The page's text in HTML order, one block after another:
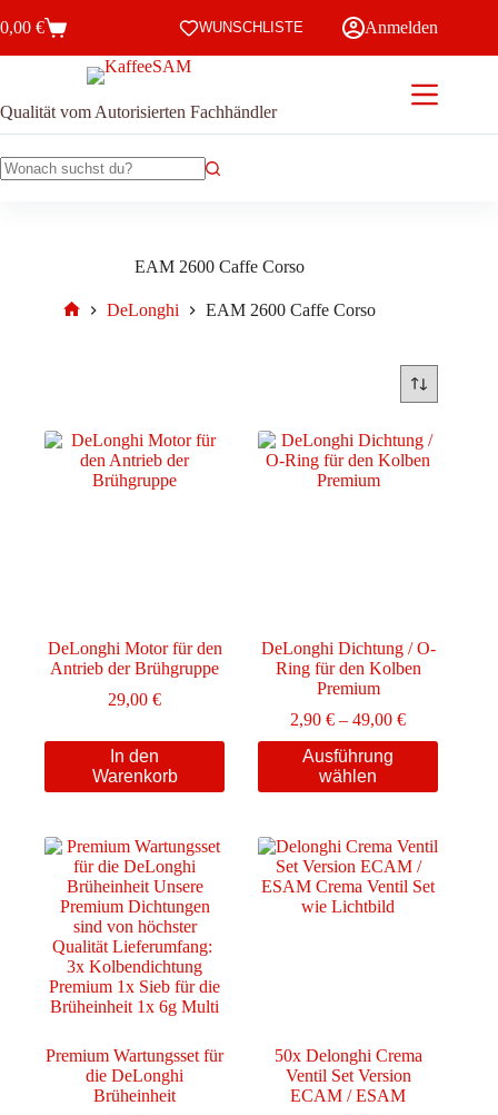
Inhalt
Warenkorb
0,00 € WUNSCHLISTE Anmelden
Qualität vom Autorisierten Fachhändler
EAM 2600 Caffe Corso
DeLonghi EAM 2600 Caffe Corso
DeLonghi Motor für den
Antrieb der Brühgruppe
29,00€
In den
Warenkorb
DeLonghi Dichtung / O-
Ring für den Kolben
Premium
2,90€ –49,00€Preisspanne:
2,90 €
Ausführung
wählen
Dieses
Produkt
weist
auf.
Die
Optionen
können
Premium Wartungsset für
die DeLonghi
Brüheinheit
50x Delonghi Crema
Ventil Set Version
ECAM / ESAM